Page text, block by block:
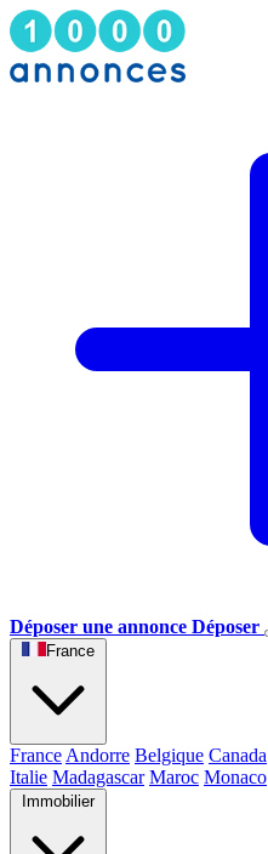
Déposer une annonce Déposer
France
France Andorre Belgique Canada
Italie Madagascar Maroc Monaco
Immobilier